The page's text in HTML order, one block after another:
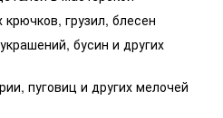
грузил, блесен
бусин и других
пуговиц и других мелочей